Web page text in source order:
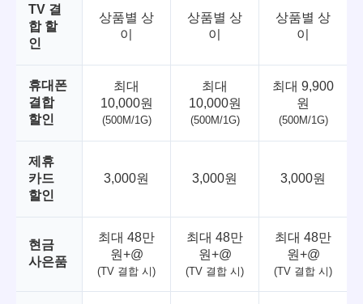
TV 결
합 할
인
상품별 상
이
상품별 상
이
상품별 상
이
휴대폰
결합
할인
최대
10,000원
(500M/1G)
최대
10,000원
(500M/1G)
최대 9,900
원
(500M/1G)
제휴
카드
할인
3,000원 3,000원 3,000원
현금
사은품
최대 48만
원+@
(TV 결합 시)
최대 48만
원+@
(TV 결합 시)
최대 48만
원+@
(TV 결합 시)